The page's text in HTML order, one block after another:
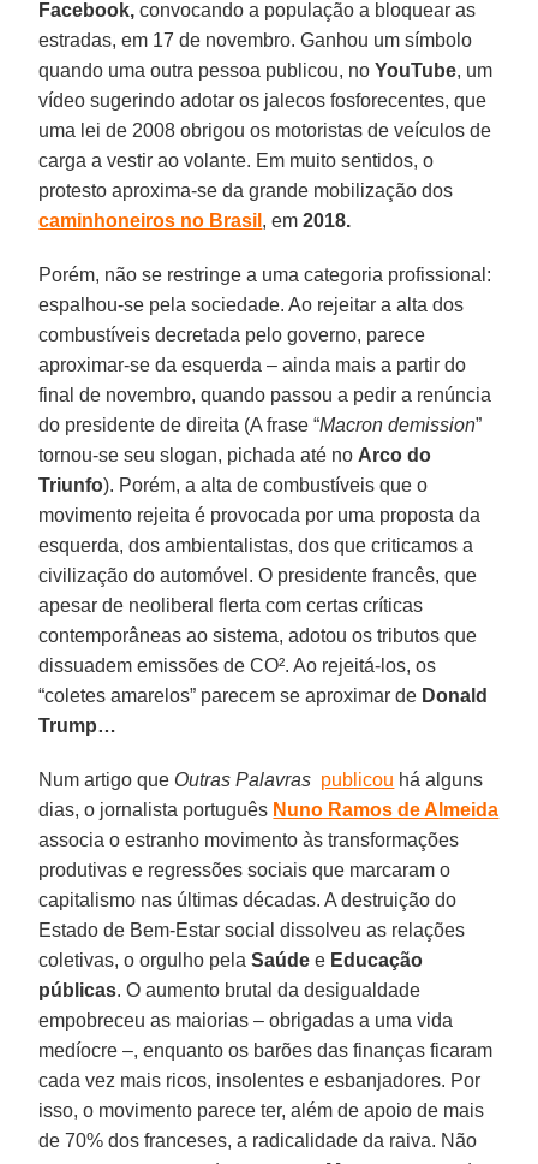
Facebook, convocando a população a bloquear as
estradas, em 17 de novembro. Ganhou um símbolo
quando uma outra pessoa publicou, noYouTube, um
vídeo sugerindo adotar os jalecos fosforecentes, que
uma lei de 2008 obrigou os motoristas de veículos de
carga a vestir ao volante. Em muito sentidos, o
protesto aproxima-se da grande mobilização dos
caminhoneiros no Brasil , em2018.
Porém, não se restringe a uma categoria profissional:
espalhou-se pela sociedade. Ao rejeitar a alta dos
combustíveis decretada pelo governo, parece
aproximar-se da esquerda – ainda mais a partir do
final de novembro, quando passou a pedir a renúncia
do presidente de direita (A frase “Macron demission”
tornou-se seu slogan, pichada até no Arco do
Triunfo). Porém, a alta de combustíveis que o
movimento rejeita é provocada por uma proposta da
esquerda, dos ambientalistas, dos que criticamos a
civilização do automóvel. O presidente francês, que
apesar de neoliberal flerta com certas críticas
contemporâneas ao sistema, adotou os tributos que
dissuadem emissões de CO². Ao rejeitá-los, os
“coletes amarelos” parecem se aproximar de Donald
Trump…
Num artigo que OutrasPalavras publicou há alguns
dias, o jornalista português Nuno Ramos de Almeida
associa o estranho movimento às transformações
produtivas e regressões sociais que marcaram o
capitalismo nas últimas décadas. A destruição do
Estado de Bem-Estar social dissolveu as relações
coletivas, o orgulho pelaSaúde e Educação
públicas. O aumento brutal da desigualdade
empobreceu as maiorias – obrigadas a uma vida
medíocre –, enquanto os barões das finanças ficaram
cada vez mais ricos, insolentes e esbanjadores. Por
isso, o movimento parece ter, além de apoio de mais
de 70% dos franceses, a radicalidade da raiva. Não